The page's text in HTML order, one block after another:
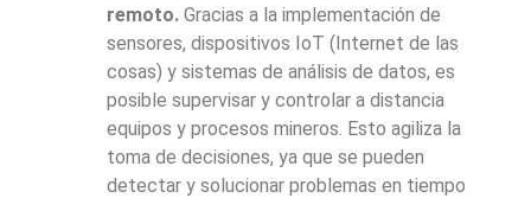
remoto. Gracias a la implementación de
sensores, dispositivos IoT (Internet de las
cosas) y sistemas de análisis de datos, es
posible supervisar y controlar a distancia
equipos y procesos mineros. Esto agiliza la
toma de decisiones, ya que se pueden
detectar y solucionar problemas en tiempo